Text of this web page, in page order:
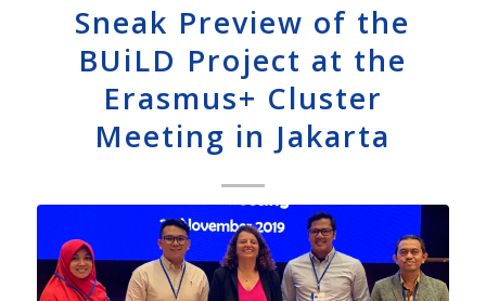
Sneak Preview of the
BUiLD Project at the
Erasmus+ Cluster
Meeting in Jakarta